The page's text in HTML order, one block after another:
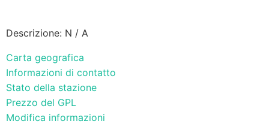
Descrizione: N / A
Carta geografica
Informazioni di contatto
Stato della stazione
Prezzo del GPL
Modifica informazioni